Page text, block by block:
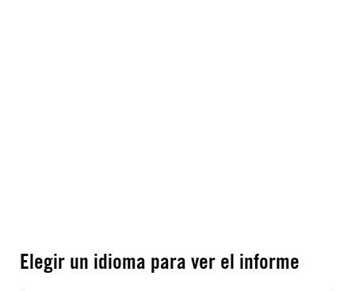
Elegir un idioma para ver el informe